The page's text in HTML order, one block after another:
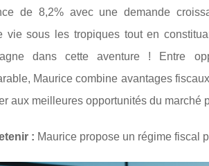
de 8,2% avec une demande
vie sous les tropiques tout en
dans cette aventure ! Entre
Maurice combine avantages
aux meilleures opportunités du marché
: Maurice propose un régime fiscal